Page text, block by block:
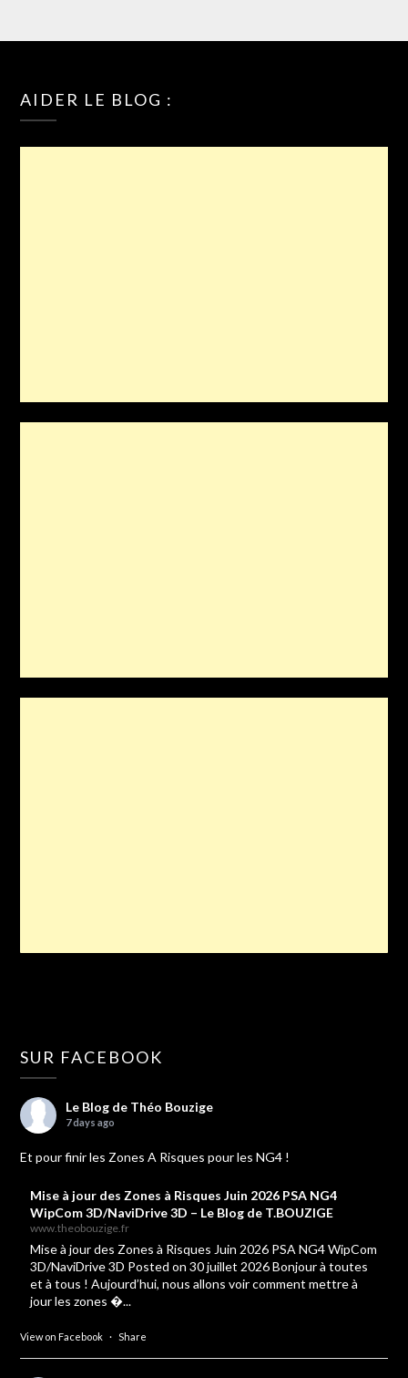
AIDER LE BLOG :
SUR FACEBOOK
Le Blog de Théo Bouzige
7 days ago
Et pour finir les Zones A Risques pour les NG4 !
Mise à jour des Zones à Risques Juin 2026 PSA NG4
WipCom 3D/NaviDrive 3D – Le Blog de T.BOUZIGE
www.theobouzige.fr
Mise à jour des Zones à Risques Juin 2026 PSA NG4 WipCom
3D/NaviDrive 3D Posted on 30 juillet 2026 Bonjour à toutes
et à tous ! Aujourd’hui, nous allons voir comment mettre à
jour les zones �...
View on Facebook · Share